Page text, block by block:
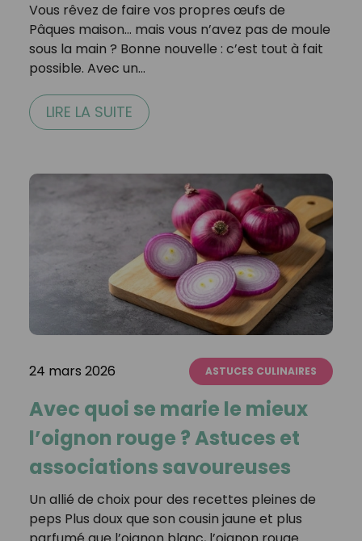
Vous rêvez de faire vos propres œufs de
Pâques maison… mais vous n’avez pas de moule
sous la main ? Bonne nouvelle : c’est tout à fait
possible. Avec un…
LIRE LA SUITE
24 mars 2026 ASTUCES CULINAIRES
Avec quoi se marie le mieux
l’oignon rouge ? Astuces et
associations savoureuses
Un allié de choix pour des recettes pleines de
peps Plus doux que son cousin jaune et plus